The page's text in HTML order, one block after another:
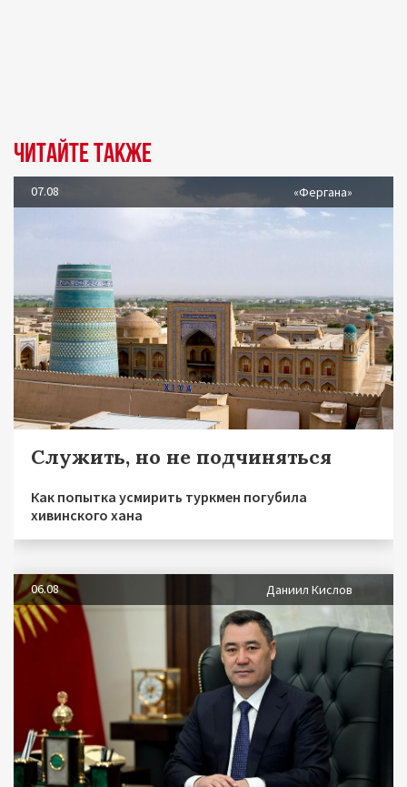
Читайте также
07.08 «Фергана»
Служить, но не подчиняться
Как попытка усмирить туркмен погубила
хивинского хана
06.08 Даниил Кислов